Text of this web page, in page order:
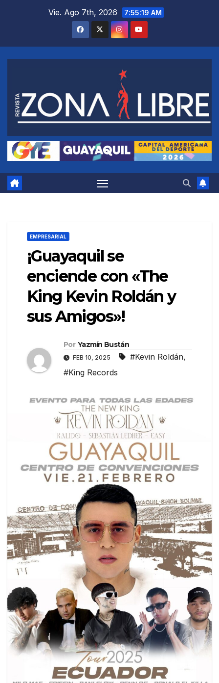
Vie. Ago 7th, 2026 7:55:20 AM
EMPRESARIAL
¡Guayaquil se
enciende con «The
King Kevin Roldán y
sus Amigos»!
Por Yazmín Bustán
FEB 10, 2025 #Kevin Roldán,
#King Records